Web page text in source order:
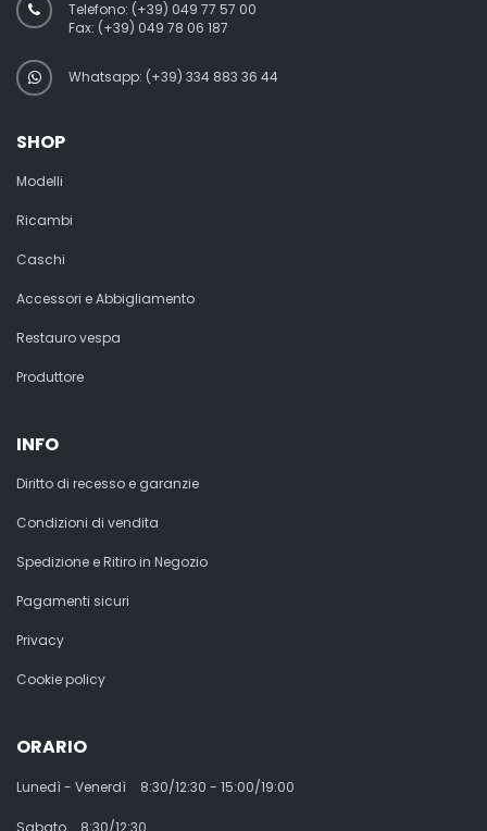
Telefono: (+39) 049 77 57 00
Fax: (+39) 049 78 06 187
Whatsapp: (+39) 334 883 36 44
SHOP
Modelli
Ricambi
Caschi
Accessori e Abbigliamento
Restauro vespa
Produttore
INFO
Diritto di recesso e garanzie
Condizioni di vendita
Spedizione e Ritiro in Negozio
Pagamenti sicuri
Privacy
Cookie policy
ORARIO
Lunedì - Venerdì 8:30/12:30 - 15:00/19:00